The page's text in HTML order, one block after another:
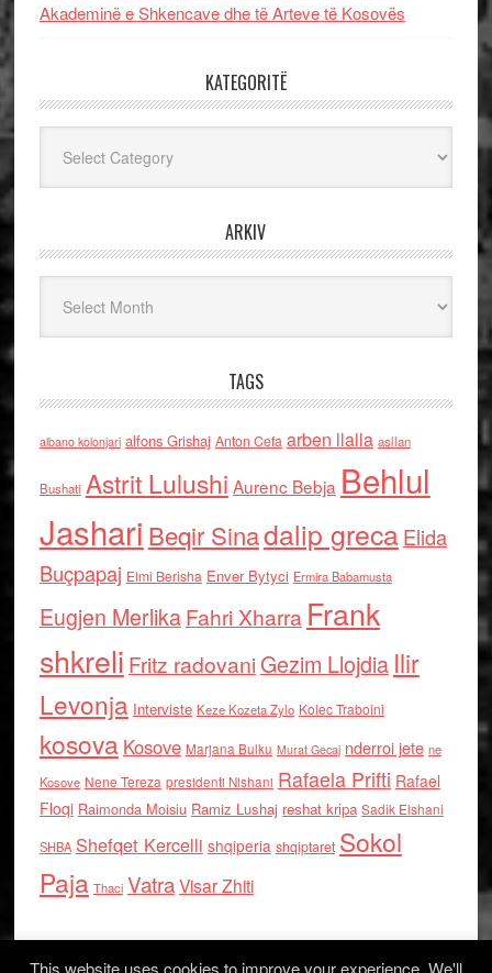
Akademinë e Shkencave dhe të Arteve të Kosovës
KATEGORITË
ARKIV
TAGS
albano kolonjari alfons Grishaj Anton Cefa arben llalla asllan
Bushati Astrit Lulushi Aurenc Bebja Behlul
Jashari Beqir Sinadalip grecaElida
Buçpapaj Elmi Berisha Enver Bytyci Ermira Babamusta
Eugjen MerlikaFahri Xharra Frank
shkreli Fritz radovaniGezim Llojdia Ilir
Levonja Interviste Keze Kozeta Zylo Kolec Traboini
kosova Kosove Marjana Bulku Murat Gecaj nderroi jete ne
Kosove Nene Tereza presidenti Nishani Rafaela Prifti Rafael
Floqi Raimonda Moisiu Ramiz Lushaj reshat kripa Sadik Elshani
SHBA Shefqet Kercelli shqiperia shqiptaret Sokol
Paja Thaci VatraVisar Zhiti
This website uses cookies to improve your experience. We'll